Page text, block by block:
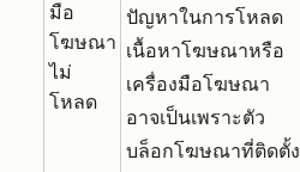
มือ
โฆษณา
ไม่
โหลด
ปัญหาในการโหลด
เนื้อหาโฆษณาหรือ
เครื่องมือโฆษณา
อาจเป็นเพราะตัว
บล็อกโฆษณาที่ติดตั้ง